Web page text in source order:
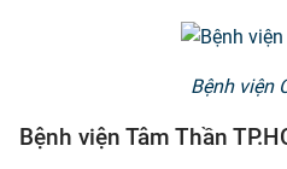
Bệnh viện
Bệnh viện Tâm Thần